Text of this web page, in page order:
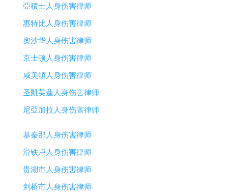
亞積士人身伤害律师
惠特比人身伤害律师
奧沙华人身伤害律师
京士顿人身伤害律师
咸美頓人身伤害律师
圣凱芙蓮人身伤害律师
尼亞加拉人身伤害律师
基秦那人身伤害律师
滑铁卢人身伤害律师
贵湖市人身伤害律师
剑桥市人身伤害律师